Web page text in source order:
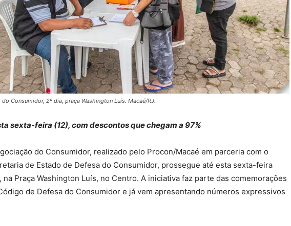
Consumidor, 2º dia, praça Washington Luís. Macaé/RJ.
sexta-feira (12), com descontos que chegam a 97%
do Consumidor, realizado pelo Procon/Macaé em parceria com o
de Estado de Defesa do Consumidor, prossegue até esta sexta-feira
na Praça Washington Luís, no Centro. A iniciativa faz parte das comemorações
de Defesa do Consumidor e já vem apresentando números expressivos